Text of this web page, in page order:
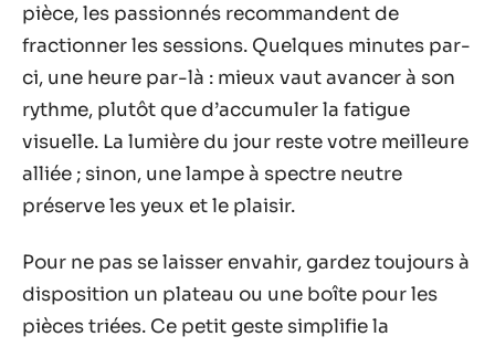
pièce, les passionnés recommandent de
fractionner les sessions. Quelques minutes par-
ci, une heure par-là : mieux vaut avancer à son
rythme, plutôt que d’accumuler la fatigue
visuelle. La lumière du jour reste votre meilleure
alliée ; sinon, une lampe à spectre neutre
préserve les yeux et le plaisir.
Pour ne pas se laisser envahir, gardez toujours à
disposition un plateau ou une boîte pour les
pièces triées. Ce petit geste simplifie la